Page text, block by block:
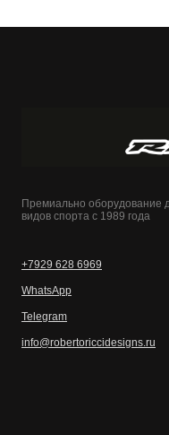
Премиально оборудование
видов спорта с 1989 года
+7929 628 6969
WhatsApp
Telegram
info@robertoriccidesigns.ru